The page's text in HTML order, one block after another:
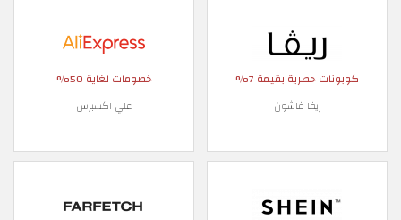
كوبونات حصرية بقيمة 7%
ريفا فاشون
خصومات لغاية 50%
علي اكسبرس